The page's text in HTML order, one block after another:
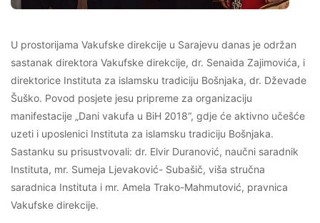
U prostorijama Vakufske direkcije u Sarajevu danas je održan
sastanak direktora Vakufske direkcije, dr. Senaida Zajimovića, i
direktorice Instituta za islamsku tradiciju Bošnjaka, dr. Dževade
Šuško. Povod posjete jesu pripreme za organizaciju
manifestacije „Dani vakufa u BiH 2018“, gdje će aktivno učešće
uzeti i uposlenici Instituta za islamsku tradiciju Bošnjaka.
Sastanku su prisustvovali: dr. Elvir Duranović, naučni saradnik
Instituta, mr. Sumeja Ljevaković- Subašič, viša stručna
saradnica Instituta i mr. Amela Trako-Mahmutović, pravnica
Vakufske direkcije.